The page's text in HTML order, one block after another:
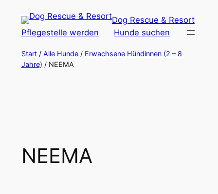
Inhalt
springen
Dog Rescue & Resort
Pflegestelle werden
Hunde suchen
Start/ Alle Hunde/ Erwachsene Hündinnen (2 – 8
Jahre) / NEEMA
NEEMA